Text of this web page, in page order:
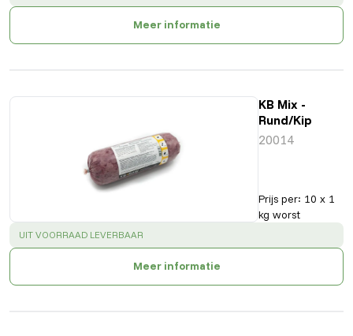
Meer informatie
KB Mix -
Rund/Kip
20014
Prijs per: 10 x 1
kg worst
SUCCESS:
UIT VOORRAAD LEVERBAAR
Meer informatie